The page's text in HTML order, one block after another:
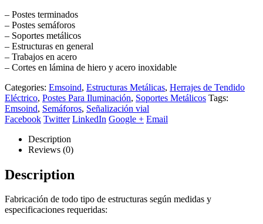
– Postes terminados
– Postes semáforos
– Soportes metálicos
– Estructuras en general
– Trabajos en acero
– Cortes en lámina de hiero y acero inoxidable
Categories: Emsoind, Estructuras Metálicas, Herrajes de Tendido
Eléctrico, Postes Para Iluminación, Soportes Metálicos Tags:
Emsoind, Semáforos, Señalización vial
Facebook Twitter LinkedIn Google + Email
Description
Reviews (0)
Description
Fabricación de todo tipo de estructuras según medidas y
especificaciones requeridas: